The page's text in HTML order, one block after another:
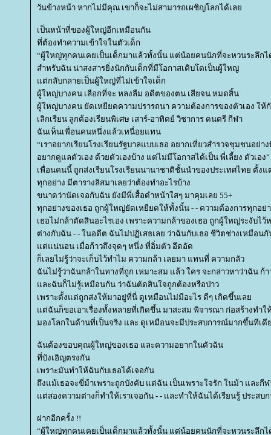
วันข้างหน้า หากไม่มีคุณ เขาก็จะไม่สามารถเผชิญโลกได้เล
เป็นหน้าที่ของผู้ใหญ่อีกเหมือนกัน
ที่ต้องทำความเข้าใจในตัวเด็ก
“ผู้ใหญ่ทุกคนเคยเป็นเด็กมาแล้วทั้งนั้น แต่น้อยคนนักที่จะหวนระลึกไ
สำหรับฉัน น่าสงสารยิ่งนักกับเด็กที่มีโอกาสเติบโตเป็นผู้ใหญ่
ต่กลับกลายเป็นผู้ใหญ่ที่ไม่เข้าใจเด็ก
ผู้ใหญ่บางคน เลือกที่จะ หลงลืม อดีตของตน เสียจน หมดสิ้น
ผู้ใหญ่บางคน ยัดเหยียดความปรารถนา ความต้องการของตัวเอง ให้
เลิกเรียน ลูกต้องเรียนพิเศษ เสาร์-อาทิตย์ วิชาการ ดนตรี กีฬา
ฉันเห็นเพื่อนคนหนึ่งแล้วเหนื่อยแทน
“เราอยากเรียนโรงเรียนรัฐบาลแบบเธอ อยากเที่ยวสำรวจชุมชนอย่า
อยากดูแลตัวเอง ด้วยตัวเองบ้าง แต่ไม่มีโอกาสได้เป็น พี่เลี้ยง ตัวเอง”
เพื่อนคนนี้ ถูกส่งเรียนโรงเรียนนานาชาติชั้นนำของประเทศไทย ตั้งแ
ทุกอย่าง มีตารางลิสมาเลยว่าต้องทำอะไรบ้าง
ขนาดว่านัดเจอกับฉัน ยังมีพี่เสื้อดำหน้าใสๆ มาคุมเลย 55+
ทุกอย่างของเธอ ถูกผู้ใหญ่ยัดเหยียดให้ทั้งนั้น - - ความต้องการทุกอย่
เธอไม่กล้าตัดสินอะไรเอง เพราะความกล้าของเธอ ถูกผู้ใหญ่ระงับไ
ต่างกับฉัน - - ในอดีต ฉันไม่ปฏิเสธเลย ว่าฉันกับเธอ ชีวิตช่างเหมือนกั
ต่แน่นอน เมื่อก้าวถึงจุดๆ หนึ่ง ที่อิ่มตัว อึดอัด
ก็เลยไม่รู้ว่าจะเก็บไว้ทำไม ความกล้า เลยมา แทนที่ ความกลัว
ฉันไม่รู้ว่าฉันกล้าในทางที่ถูก เหมาะสม แล้ว ใคร จะกล่าวหาว่าฉัน ก้า
ละฉันก็ไม่รู้เหมือนกัน ว่าฉันตัดสินใจถูกต้องหรือป่าว
เพราะตั้งแต่ถูกส่งให้มาอยู่ที่นี่ ดูเหมือนไม่มีอะไร ดีๆ เกิดขึ้นเล
ต่ฉันก็ขอเอาเรื่องทั้งหลายที่เกิดขึ้น มาสะสม พิจารณา ก่อสร้างทำ
มองโลกในด้านที่เป็นจริง และ ดูเหมือนจะมีประสบการณ์มากขึ้นทีเดี
ฉันต้องขอบคุณผู้ใหญ่ของเธอ และความอยากในตัวฉัน
ที่บังเอิญตรงกัน
เพราะมันทำให้ฉันกับเธอได้เจอกัน
ถึงแม้เธอจะขี่ม้าเพราะถูกบังคับ แต่ฉัน เป็นเพราะใจรัก ในม้า และกี
ต่สองความต่างก็ทำให้เราเจอกัน - - และทำให้ฉันได้เรียนรู้ ประสบ
ฝากอีกครั้ง !!
“ผู้ใหญ่ทุกคนเคยเป็นเด็กมาแล้วทั้งนั้น แต่น้อยคนนักที่จะหวนระลึกไ